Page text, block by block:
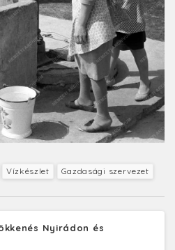
Vízkészlet Gazdasági szervezet
Nyirádon és